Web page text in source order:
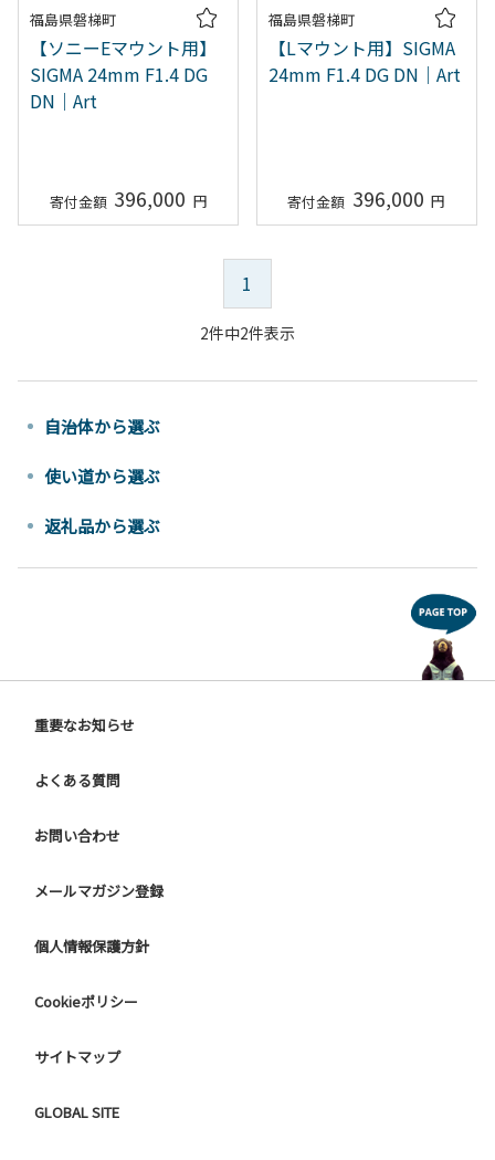
福島県磐梯町
【ソニーEマウント用】
SIGMA 24mm F1.4 DG
DN｜Art
396,000
福島県磐梯町
【Lマウント用】SIGMA
24mm F1.4 DG DN｜Art
396,000
1
2件中2件表示
自治体から選ぶ
使い道から選ぶ
返礼品から選ぶ
重要なお知らせ
よくある質問
お問い合わせ
メールマガジン登録
個人情報保護方針
Cookieポリシー
サイトマップ
GLOBAL SITE